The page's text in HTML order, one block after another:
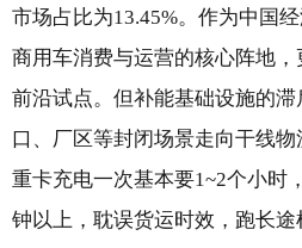
市场占比为13.45%。作为中国
商用车消费与运营的核心阵地
前沿试点。但补能基础设施的
口、厂区等封闭场景走向干线
重卡充电一次基本要1~2个小时
钟以上，耽误货运时效，跑长